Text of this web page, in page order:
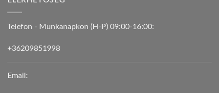
Telefon - Munkanapkon (H-P) 09:00-16:00:
+36209851998
Email: